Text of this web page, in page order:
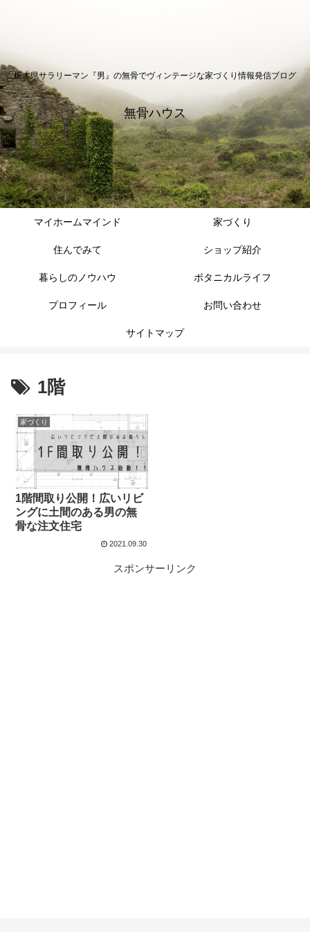
栃木県サラリーマン『男』の無骨でヴィンテージな家づくり情報発信ブログ
無骨ハウス
マイホームマインド 家づくり
住んでみて ショップ紹介
暮らしのノウハウ ボタニカルライフ
プロフィール お問い合わせ
サイトマップ
1階
家づくり
1階間取り公開！広いリビ
ングに土間のある男の無
骨な注文住宅
2021.09.30
スポンサーリンク